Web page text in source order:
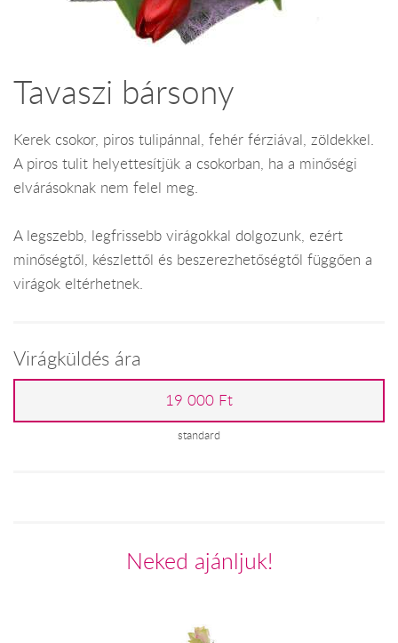
Tavaszi bársony
Kerek csokor, piros tulipánnal, fehér férziával, zöldekkel.
A piros tulit helyettesítjük a csokorban, ha a minőségi
elvárásoknak nem felel meg.
A legszebb, legfrissebb virágokkal dolgozunk, ezért
minőségtől, készlettől és beszerezhetőségtől függően a
virágok eltérhetnek.
Virágküldés ára
19 000 Ft
standard
Neked ajánljuk!